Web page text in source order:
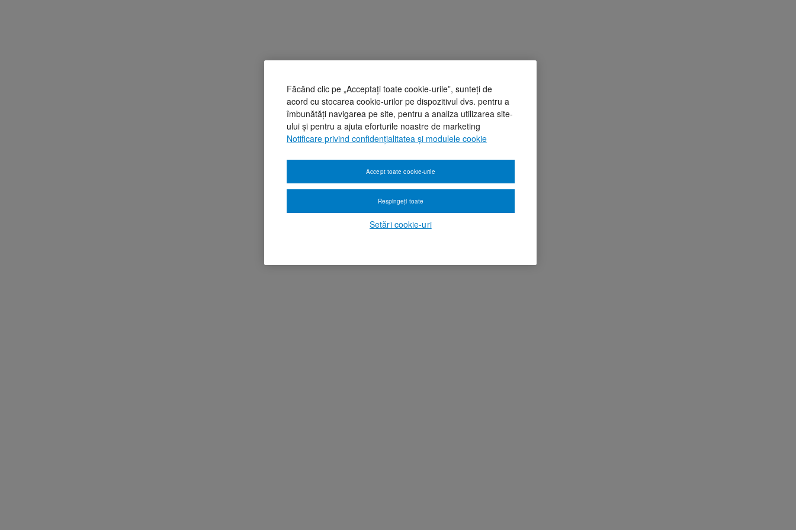
Făcând clic pe „Acceptați toate cookie-urile”, sunteți de
acord cu stocarea cookie-urilor pe dispozitivul dvs. pentru a
îmbunătăți navigarea pe site, pentru a analiza utilizarea site-
ului și pentru a ajuta eforturile noastre de marketing
Notificare privind confidențialitatea și modulele cookie
Setări cookie-uri
Respingeți toate
Accept toate cookie-urile